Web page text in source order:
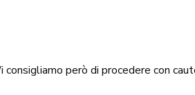
però di procedere con